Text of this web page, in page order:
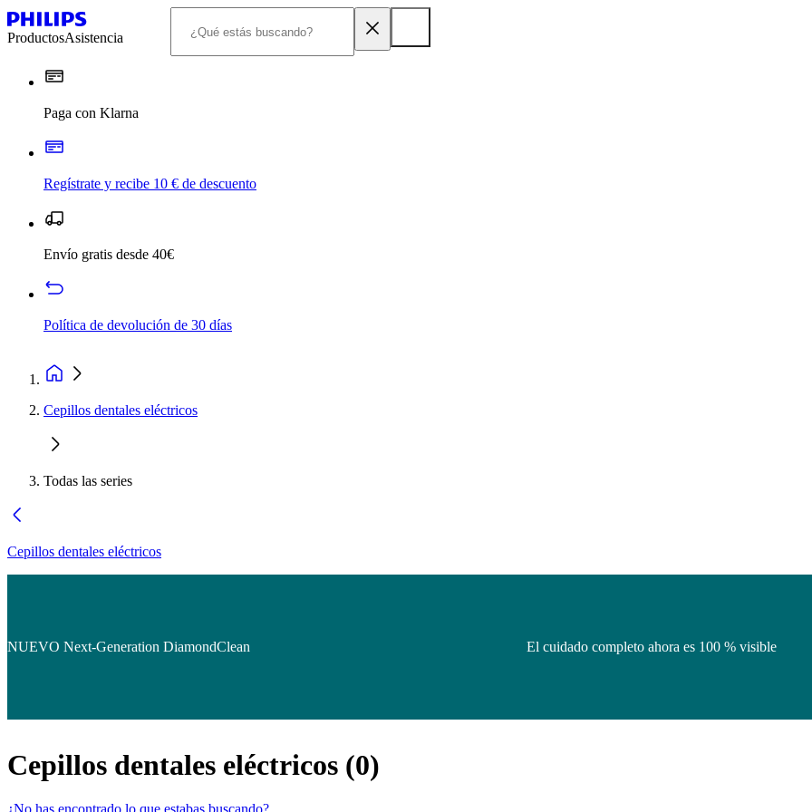
ProductosAsistencia
Paga con Klarna
Regístrate y recibe 10 € de descuento
Envío gratis desde 40€
Política de devolución de 30 días
Cepillos dentales eléctricos
Todas las series
Cepillos dentales eléctricos
NUEVO Next-Generation DiamondClean El cuidado completo ahora es 100 % visible
Cepillos dentales eléctricos (0)